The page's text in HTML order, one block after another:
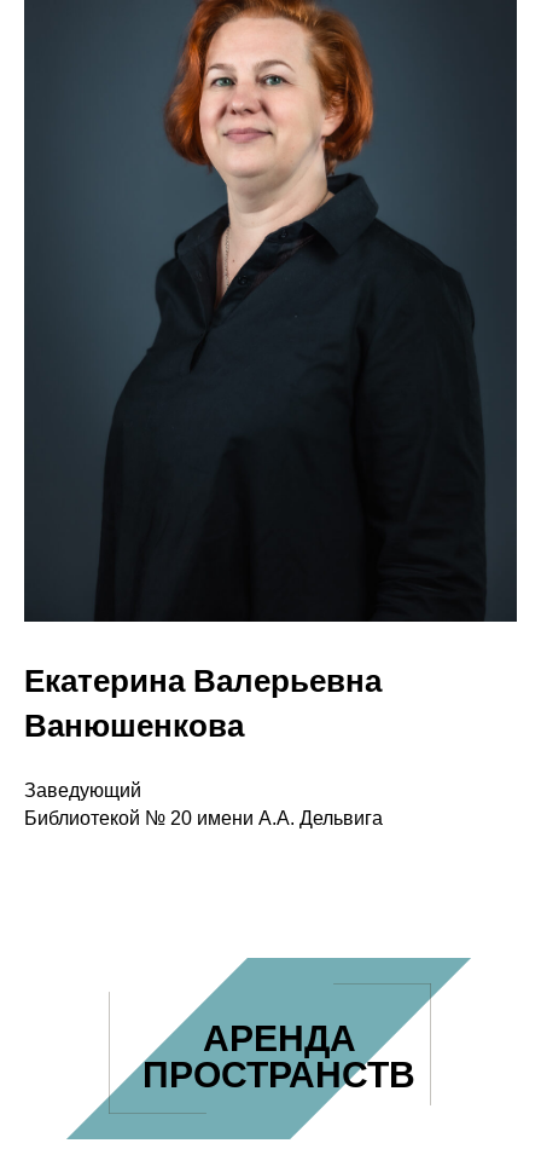
Екатерина Валерьевна
Ванюшенкова
Заведующий
Библиотекой № 20 имени А.А. Дельвига
АРЕНДА
ПРОСТРАНСТВ